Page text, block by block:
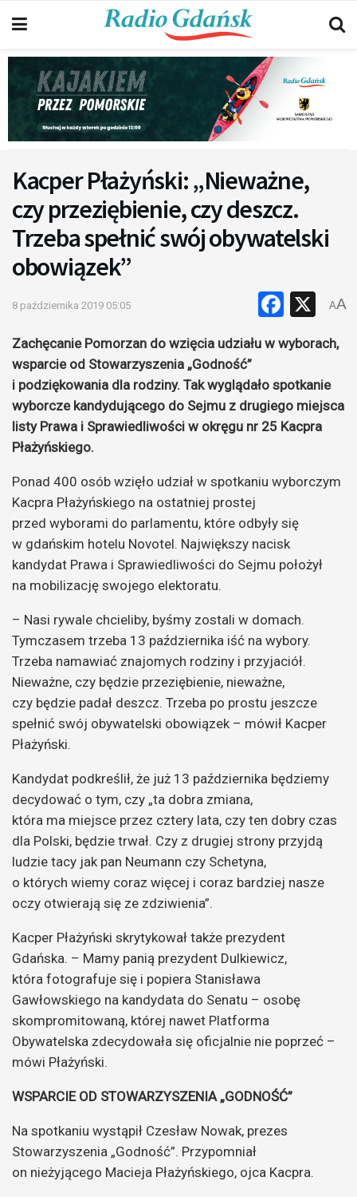
Kacper Płażyński: „Nieważne,
czy przeziębienie, czy deszcz.
Trzeba spełnić swój obywatelski
obowiązek”
8 października 2019 05:05 X
AA
Zachęcanie Pomorzan do wzięcia udziału w wyborach,
wsparcie od Stowarzyszenia „Godność”
i podziękowania dla rodziny. Tak wyglądało spotkanie
wyborcze kandydującego do Sejmu z drugiego miejsca
listy Prawa i Sprawiedliwości w okręgu nr 25 Kacpra
Płażyńskiego.
Ponad 400 osób wzięło udział w spotkaniu wyborczym
Kacpra Płażyńskiego na ostatniej prostej
przed wyborami do parlamentu, które odbyły się
w gdańskim hotelu Novotel. Największy nacisk
kandydat Prawa i Sprawiedliwości do Sejmu położył
na mobilizację swojego elektoratu.
– Nasi rywale chcieliby, byśmy zostali w domach.
Tymczasem trzeba 13 października iść na wybory.
Trzeba namawiać znajomych rodziny i przyjaciół.
Nieważne, czy będzie przeziębienie, nieważne,
czy będzie padał deszcz. Trzeba po prostu jeszcze
spełnić swój obywatelski obowiązek – mówił Kacper
Płażyński.
Kandydat podkreślił, że już 13 października będziemy
decydować o tym, czy „ta dobra zmiana,
która ma miejsce przez cztery lata, czy ten dobry czas
dla Polski, będzie trwał. Czy z drugiej strony przyjdą
ludzie tacy jak pan Neumann czy Schetyna,
o których wiemy coraz więcej i coraz bardziej nasze
oczy otwierają się ze zdziwienia”.
Kacper Płażyński skrytykował także prezydent
Gdańska. – Mamy panią prezydent Dulkiewicz,
która fotografuje się i popiera Stanisława
Gawłowskiego na kandydata do Senatu – osobę
skompromitowaną, której nawet Platforma
Obywatelska zdecydowała się oficjalnie nie poprzeć –
mówi Płażyński.
WSPARCIE OD STOWARZYSZENIA „GODNOŚĆ”
Na spotkaniu wystąpił Czesław Nowak, prezes
Stowarzyszenia „Godność”. Przypomniał
on nieżyjącego Macieja Płażyńskiego, ojca Kacpra.